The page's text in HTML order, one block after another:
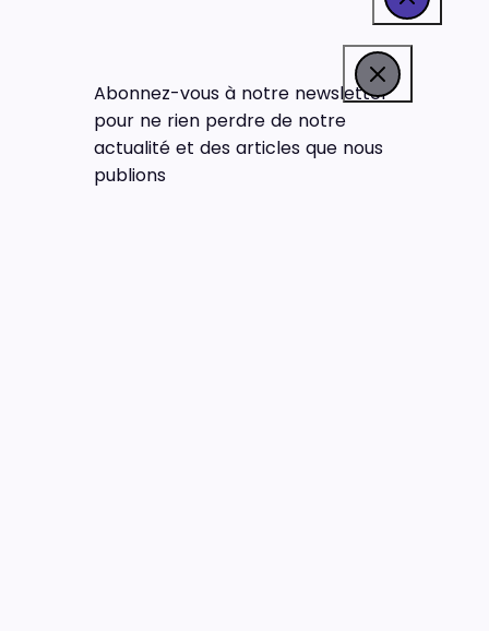
Abonnez-vous à notre newsletter
pour ne rien perdre de notre
actualité et des articles que nous
publions